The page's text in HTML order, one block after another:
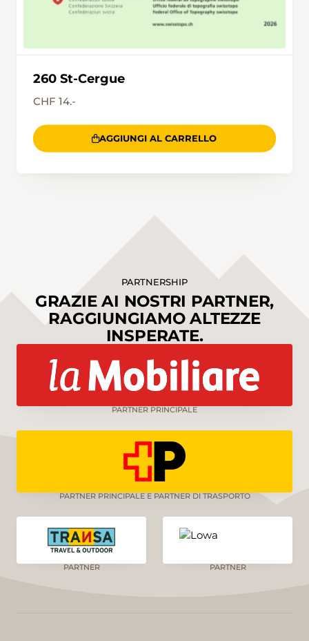
260 St-Cergue
CHF 14.-
AGGIUNGI AL CARRELLO
PARTNERSHIP
GRAZIE AI NOSTRI PARTNER,
RAGGIUNGIAMO ALTEZZE
INSPERATE.
PARTNER PRINCIPALE
PARTNER PRINCIPALE E PARTNER DI TRASPORTO
PARTNER PARTNER